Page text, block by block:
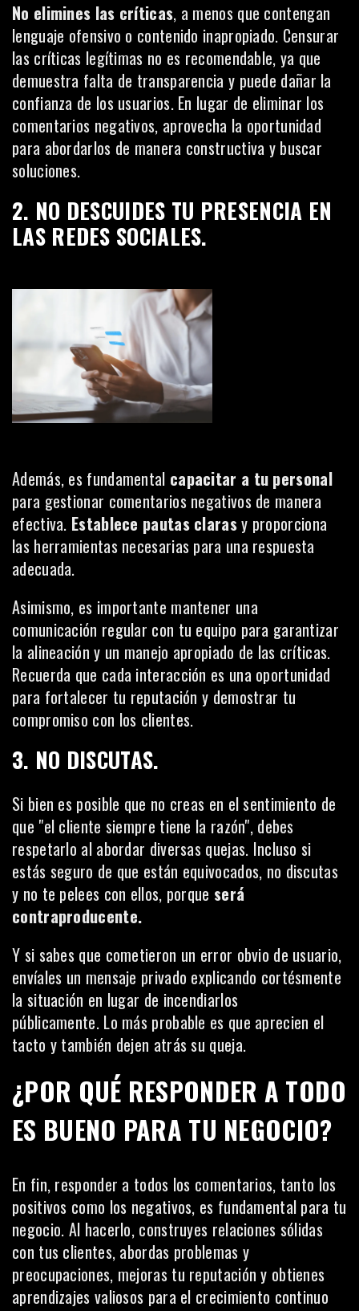
No elimines las críticas, a menos que contengan
lenguaje ofensivo o contenido inapropiado. Censurar
las críticas legítimas no es recomendable, ya que
demuestra falta de transparencia y puede dañar la
confianza de los usuarios. En lugar de eliminar los
comentarios negativos, aprovecha la oportunidad
para abordarlos de manera constructiva y buscar
soluciones.
2. NO DESCUIDES TU PRESENCIA EN
LAS REDES SOCIALES.
Además, es fundamental capacitar a tu personal
para gestionar comentarios negativos de manera
efectiva. Establece pautas clarasy proporciona
las herramientas necesarias para una respuesta
adecuada.
Asimismo, es importante mantener una
comunicación regular con tu equipo para garantizar
la alineación y un manejo apropiado de las críticas.
Recuerda que cada interacción es una oportunidad
para fortalecer tu reputación y demostrar tu
compromiso con los clientes.
3. NO DISCUTAS.
Si bien es posible que no creas en el sentimiento de
que "el cliente siempre tiene la razón", debes
respetarlo al abordar diversas quejas. Incluso si
estás seguro de que están equivocados, no discutas
y no te pelees con ellos, porque será
contraproducente.
Y si sabes que cometieron un error obvio de usuario,
envíales un mensaje privado explicando cortésmente
la situación en lugar de incendiarlos
públicamente. Lo más probable es que aprecien el
tacto y también dejen atrás su queja.
¿POR QUÉ RESPONDER A TODO
ES BUENO PARA TU NEGOCIO?
En fin, responder a todos los comentarios, tanto los
positivos como los negativos, es fundamental para tu
negocio. Al hacerlo, construyes relaciones sólidas
con tus clientes, abordas problemas y
preocupaciones, mejoras tu reputación y obtienes
aprendizajes valiosos para el crecimiento continuo